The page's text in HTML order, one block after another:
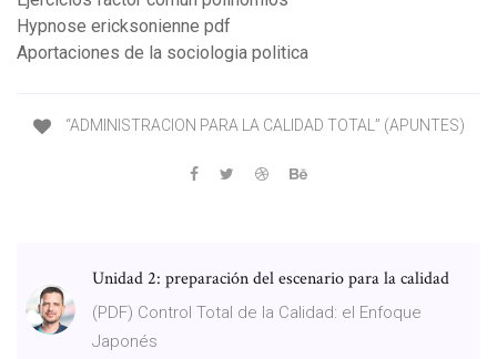
Hypnose ericksonienne pdf
Aportaciones de la sociologia politica
“ADMINISTRACION PARA LA CALIDAD TOTAL” (APUNTES)
Unidad 2: preparación del escenario para la calidad
(PDF) Control Total de la Calidad: el Enfoque
Japonés